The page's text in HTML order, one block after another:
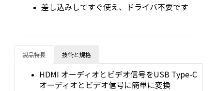
差し込みしてすぐ使え、ドライバ不要です
製品特長 技術と規格
HDMI オーディオとビデオ信号をUSB Type-C
オーディオとビデオ信号に簡単に変換